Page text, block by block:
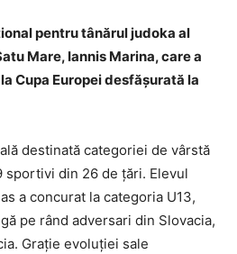
pentru tânărul judoka al
Mare, Iannis Marina, care a
Cupa Europei desfășurată la
destinată categoriei de vârstă
sportivi din 26 de țări. Elevul
a concurat la categoria U13,
pe rând adversari din Slovacia,
Grație evoluției sale